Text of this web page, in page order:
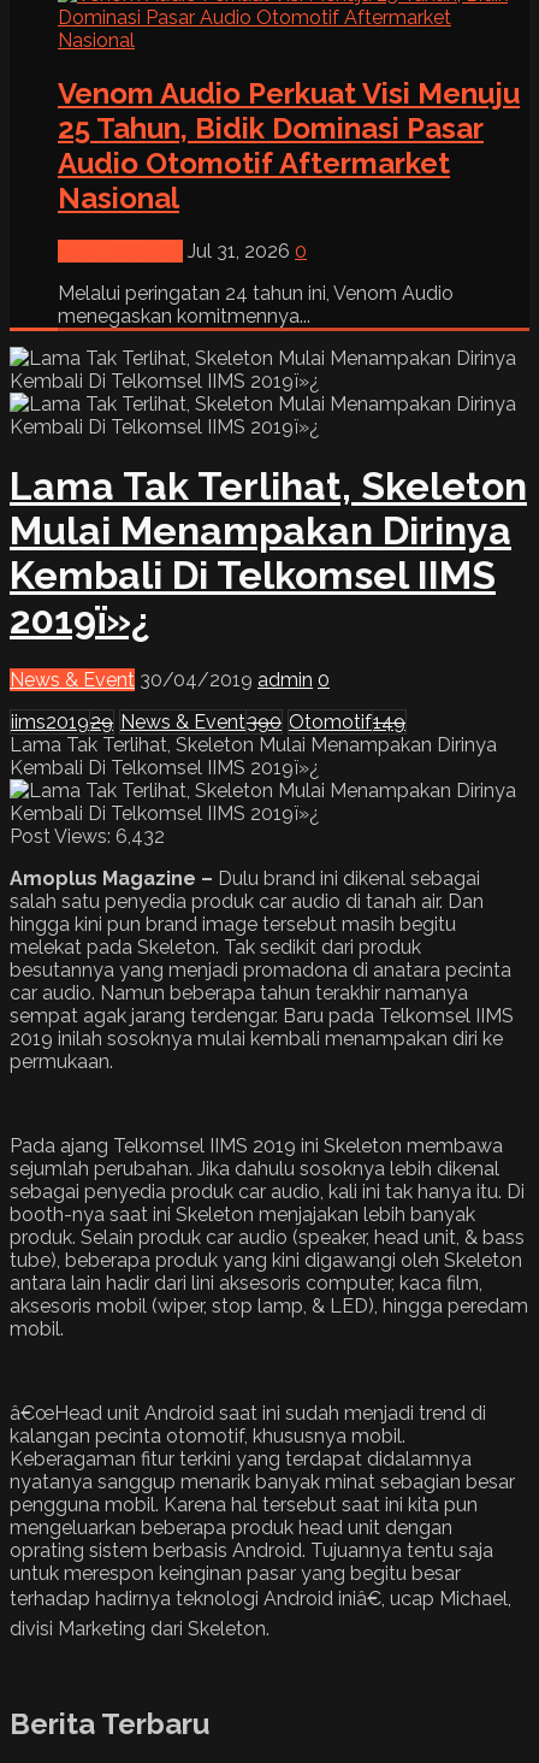
Venom Audio Perkuat Visi Menuju
25 Tahun, Bidik Dominasi Pasar
Audio Otomotif Aftermarket
Nasional
Jul 31, 2026 0
Melalui peringatan 24 tahun ini, Venom Audio
menegaskan komitmennya...
Lama Tak Terlihat, Skeleton
Mulai Menampakan Dirinya
Kembali Di Telkomsel IIMS
2019ï»¿
News & Event 30/04/2019 admin 0
iims201929 News & Event390 Otomotif149
Lama Tak Terlihat, Skeleton Mulai Menampakan Dirinya
Kembali Di Telkomsel IIMS 2019ï»¿
Post Views: 6,432
Amoplus Magazine – Dulu brand ini dikenal sebagai
salah satu penyedia produk car audio di tanah air. Dan
hingga kini pun brand image tersebut masih begitu
melekat pada Skeleton. Tak sedikit dari produk
besutannya yang menjadi promadona di anatara pecinta
car audio. Namun beberapa tahun terakhir namanya
sempat agak jarang terdengar. Baru pada Telkomsel IIMS
2019 inilah sosoknya mulai kembali menampakan diri ke
permukaan.
Pada ajang Telkomsel IIMS 2019 ini Skeleton membawa
sejumlah perubahan. Jika dahulu sosoknya lebih dikenal
sebagai penyedia produk car audio, kali ini tak hanya itu. Di
booth-nya saat ini Skeleton menjajakan lebih banyak
produk. Selain produk car audio (speaker, head unit, & bass
tube), beberapa produk yang kini digawangi oleh Skeleton
antara lain hadir dari lini aksesoris computer, kaca film,
aksesoris mobil (wiper, stop lamp, & LED), hingga peredam
mobil.
â€œHead unit Android saat ini sudah menjadi trend di
kalangan pecinta otomotif, khususnya mobil.
Keberagaman fitur terkini yang terdapat didalamnya
nyatanya sanggup menarik banyak minat sebagian besar
pengguna mobil. Karena hal tersebut saat ini kita pun
mengeluarkan beberapa produk head unit dengan
oprating sistem berbasis Android. Tujuannya tentu saja
untuk merespon keinginan pasar yang begitu besar
terhadap hadirnya teknologi Android iniâ€, ucap Michael,
divisi Marketing dari Skeleton.
Berita Terbaru